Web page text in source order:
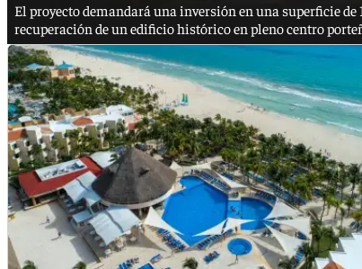
El proyecto demandará una inversión en una superficie
recuperación de un edificio histórico en pleno centro